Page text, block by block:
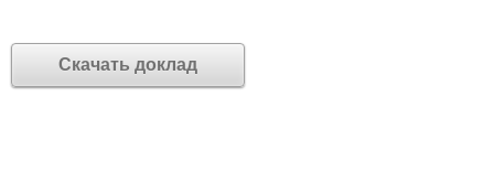
Скачать доклад